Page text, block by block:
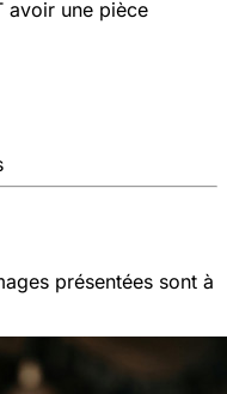
avoir une pièce
présentées sont à